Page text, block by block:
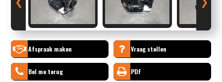
Afspraak maken Vraag stellen
Bel me terug PDF